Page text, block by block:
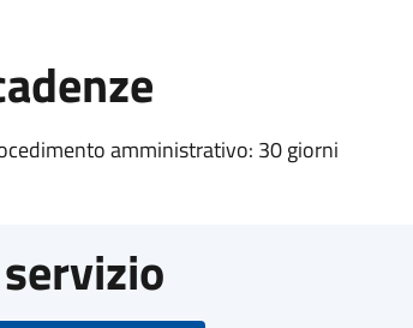
amministrativo: 30 giorni